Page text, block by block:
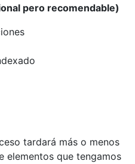
pero recomendable)
tardará más o menos
elementos que tengamos